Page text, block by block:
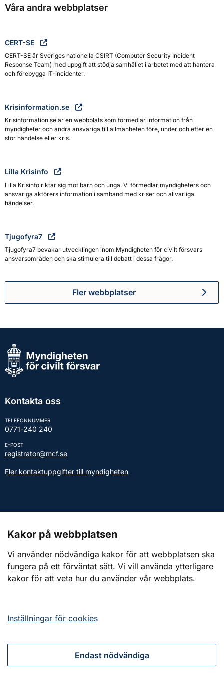
Våra andra webbplatser
CERT-SE
CERT-SE är Sveriges nationella CSIRT (Computer Security Incident
Response Team) med uppgift att stödja samhället i arbetet med att hantera
och förebygga IT-incidenter.
Krisinformation.se
Krisinformation.se är en webbplats som förmedlar information från
myndigheter och andra ansvariga till allmänheten före, under och efter en
stor händelse eller kris.
Lilla Krisinfo
Lilla Krisinfo riktar sig mot barn och unga. Vi förmedlar myndigheters och
ansvariga aktörers information i samband med kriser och allvarliga
händelser.
Tjugofyra7
Tjugofyra7 bevakar utvecklingen inom Myndigheten för civilt försvars
ansvarsområden och ska stimulera till debatt i dessa frågor.
Fler webbplatser
Kontakta oss
TELEFONNUMMER
0771-240 240
E-POST
registrator@mcf.se
Fler kontaktuppgifter till myndigheten
Webbplatsen
Om webbplatsen
Kakor på webbplatsen
Vi använder nödvändiga kakor för att webbplatsen ska
fungera på ett förväntat sätt. Vi vill använda ytterligare
kakor för att veta hur du använder vår webbplats.
Inställningar för cookies
Endast nödvändiga